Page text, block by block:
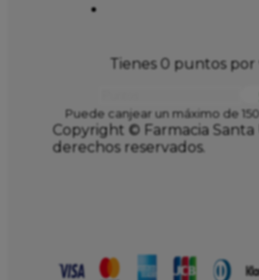
Tienes 0 puntos
Puede canjear un máximo de
Copyright © Farmacia Santa
derechos reservados.